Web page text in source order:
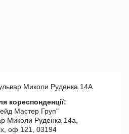
Миколи Руденка 14А
кореспонденції:
Мастер Груп"
Миколи Руденка 14а,
оф 121, 03194